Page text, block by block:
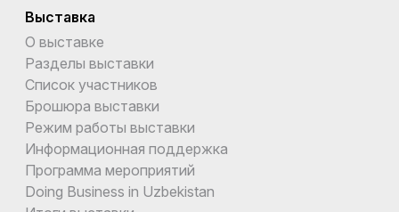
Выставка
О выставке
Разделы выставки
Список участников
Брошюра выставки
Режим работы выставки
Информационная поддержка
Программа мероприятий
Doing Business in Uzbekistan